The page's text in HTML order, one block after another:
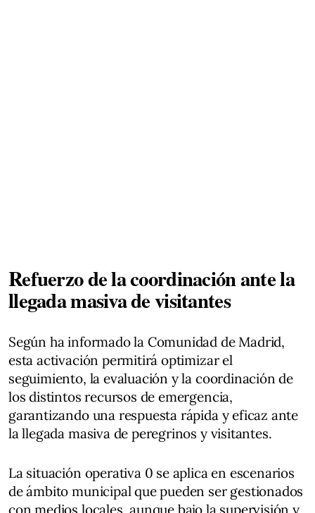
Refuerzo de la coordinación ante la
llegada masiva de visitantes
Según ha informado la Comunidad de Madrid,
esta activación permitirá optimizar el
seguimiento, la evaluación y la coordinación de
los distintos recursos de emergencia,
garantizando una respuesta rápida y eficaz ante
la llegada masiva de peregrinos y visitantes.
La situación operativa 0 se aplica en escenarios
de ámbito municipal que pueden ser gestionados
con medios locales, aunque bajo la supervisión y